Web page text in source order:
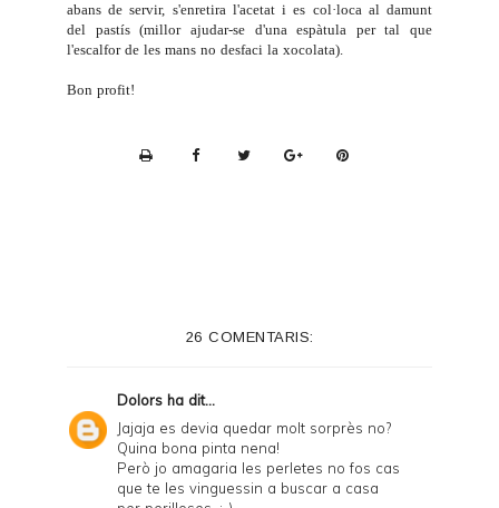
abans de servir, s'enretira l'acetat i es col·loca al damunt
del pastís (millor ajudar-se d'una espàtula per tal que
l'escalfor de les mans no desfaci la xocolata).
Bon profit!
i
e
26 COMENTARIS:
Dolors ha dit...
Jajaja es devia quedar molt sorprès no?
Quina bona pinta nena!
Però jo amagaria les perletes no fos cas
que te les vinguessin a buscar a casa